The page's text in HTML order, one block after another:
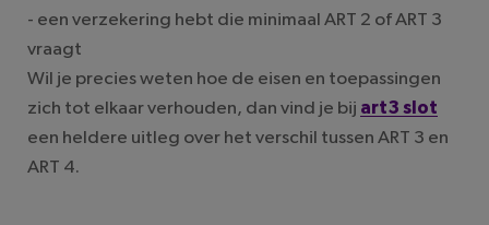
- een verzekering hebt die minimaal ART 2 of ART 3
vraagt
Wil je precies weten hoe de eisen en toepassingen
zich tot elkaar verhouden, dan vind je bij art3 slot
een heldere uitleg over het verschil tussen ART 3 en
ART 4.